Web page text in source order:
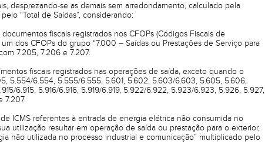
desprezando-se as demais sem arredondamento, calculado pela
“Total de Saídas”, considerando:
fiscais registrados nos CFOPs (Códigos Fiscais de
dos CFOPs do grupo “7.000 – Saídas ou Prestações de Serviço para
7.205, 7.206 e 7.207.
fiscais registrados nas operações de saída, exceto quando o
5.554/6.554, 5.555/6.555, 5.601, 5.602, 5.603/6.603, 5.605, 5.606,
6.915, 5.916/6.916, 5.919/6.919, 5.922/6.922, 5.923/6.923, 5.926, 5.927,
7.207.
ICMS referentes à entrada de energia elétrica não consumida no
utilização resultar em operação de saída ou prestação para o exterior,
não utilizada no processo industrial e comunicação” multiplicado pelo